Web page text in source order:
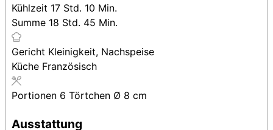
Kühlzeit 17Stunden
Std. 10 Minuten
Min.
Summe 18 Stunden
Std. 45 Minuten
Min.
Gericht Kleinigkeit, Nachspeise
Küche Französisch
Portionen 6 Törtchen Ø 8 cm
Ausstattung